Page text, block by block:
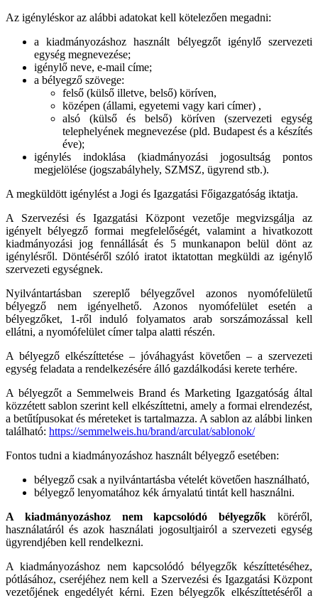
Az igényléskor az alábbi adatokat kell kötelezően megadni:
a kiadmányozáshoz használt bélyegzőt igénylő szervezeti
egység megnevezése;
igénylő neve, e-mail címe;
a bélyegző szövege:
felső (külső illetve, belső) köríven,
középen (állami, egyetemi vagy kari címer) ,
alsó (külső és belső) köríven (szervezeti egység
telephelyének megnevezése (pld. Budapest és a készítés
éve);
igénylés indoklása (kiadmányozási jogosultság pontos
megjelölése (jogszabályhely, SZMSZ, ügyrend stb.).
A megküldött igénylést a Jogi és Igazgatási Főigazgatóság iktatja.
A Szervezési és Igazgatási Központ vezetője megvizsgálja az
igényelt bélyegző formai megfelelőségét, valamint a hivatkozott
kiadmányozási jog fennállását és 5 munkanapon belül dönt az
igénylésről. Döntéséről szóló iratot iktatottan megküldi az igénylő
szervezeti egységnek.
Nyilvántartásban szereplő bélyegzővel azonos nyomófelületű
bélyegző nem igényelhető. Azonos nyomófelület esetén a
bélyegzőket, 1-ről induló folyamatos arab sorszámozással kell
ellátni, a nyomófelület címer talpa alatti részén.
A bélyegző elkészíttetése – jóváhagyást követően – a szervezeti
egység feladata a rendelkezésére álló gazdálkodási kerete terhére.
A bélyegzőt a Semmelweis Brand és Marketing Igazgatóság által
közzétett sablon szerint kell elkészíttetni, amely a formai elrendezést,
a betűtípusokat és méreteket is tartalmazza. A sablon az alábbi linken
található: https://semmelweis.hu/brand/arculat/sablonok/
Fontos tudni a kiadmányozáshoz használt bélyegző esetében:
bélyegző csak a nyilvántartásba vételét követően használható,
bélyegző lenyomatához kék árnyalatú tintát kell használni.
A kiadmányozáshoz nem kapcsolódó bélyegzők köréről,
használatáról és azok használati jogosultjairól a szervezeti egység
ügyrendjében kell rendelkezni.
A kiadmányozáshoz nem kapcsolódó bélyegzők készíttetéséhez,
pótlásához, cseréjéhez nem kell a Szervezési és Igazgatási Központ
vezetőjének engedélyét kérni. Ezen bélyegzők elkészíttetéséről a